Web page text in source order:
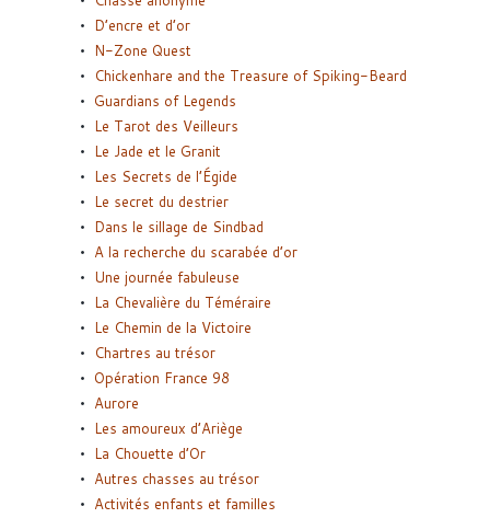
D’encre et d’or
N-Zone Quest
Chickenhare and the Treasure of Spiking-Beard
Guardians of Legends
Le Tarot des Veilleurs
Le Jade et le Granit
Les Secrets de l’Égide
Le secret du destrier
Dans le sillage de Sindbad
A la recherche du scarabée d’or
Une journée fabuleuse
La Chevalière du Téméraire
Le Chemin de la Victoire
Chartres au trésor
Opération France 98
Aurore
Les amoureux d’Ariège
La Chouette d’Or
Autres chasses au trésor
Activités enfants et familles